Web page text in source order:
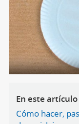
En este artículo
Cómo hacer,